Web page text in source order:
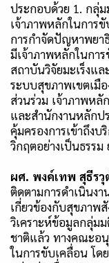
ประกอบด้วย 1. กลุ่ม
เจ้าภาพหลักในการ
การกำจัดปัญหาพยา
มีเจ้าภาพหลักในกา
สถาบันวิจัยมะเร็งแ
ระบบสุขภาพเขตเมื
ส่วนร่วม เจ้าภาพห
และสำนักงานหลัก
คุ้มครองการเข้าถึง
วิกฤตอย่างเป็นธรร
ผศ. พงค์เทพ สุธีร
ติดตามการดำเนินง
เกี่ยวข้องกับสุขภาพ
วิเคราะห์ข้อมูลกลุ่ม
ชาติแล้ว ทางคณะอ
ในการขับเคลื่อน โด